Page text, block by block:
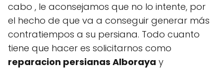
cabo , le aconsejamos que no lo intente, por
el hecho de que va a conseguir generar más
contratiempos a su persiana. Todo cuanto
tiene que hacer es solicitarnos como
reparacion persianas Alboraya y